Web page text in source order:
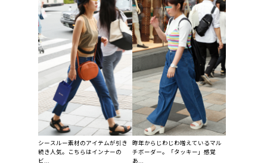
シースルー素材のアイテムが引き
続き人気。こちらはインナーの
ビ...
昨年からじわじわ増えているマル
チボーダー。「タッキー」感覚
あ...